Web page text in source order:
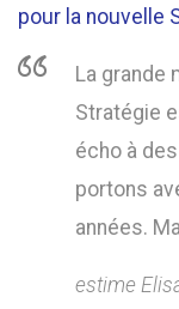
pour la nouvelle
La grande
Stratégie
écho à
portons
années.
estime